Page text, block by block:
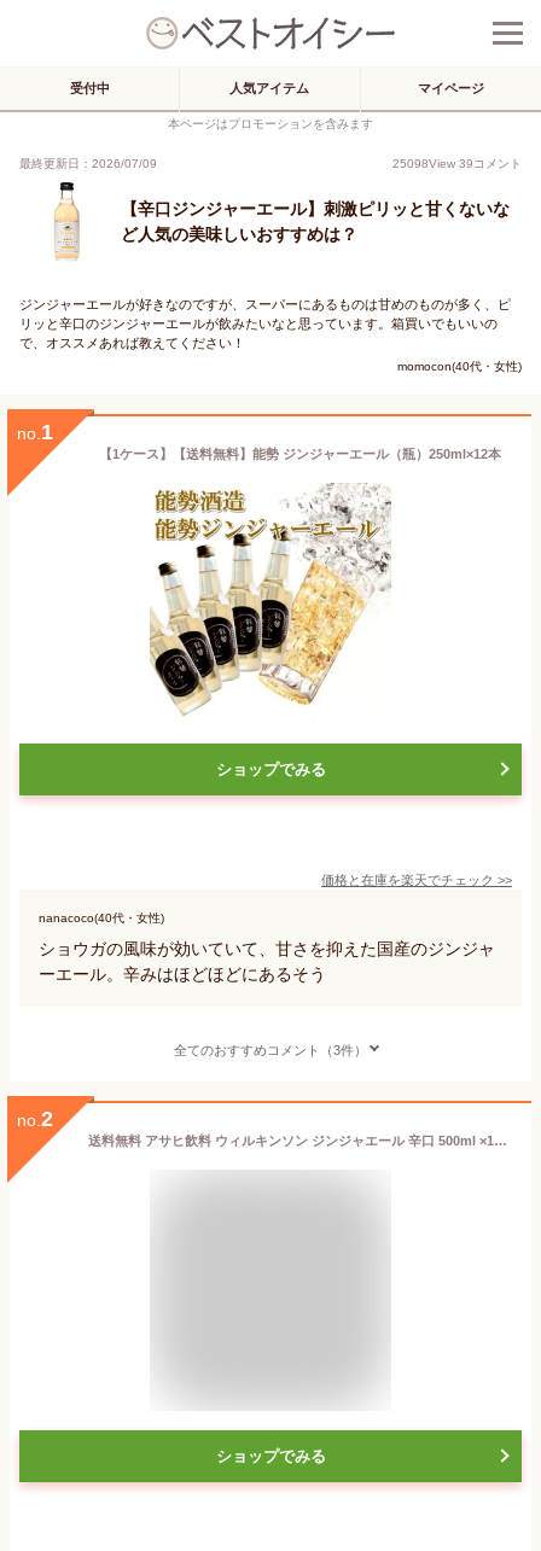
受付中 人気アイテム マイページ
本ページはプロモーションを含みます
最終更新日：2026/07/09 25098View 39コメント
【辛口ジンジャーエール】刺激ピリッと甘くないな
ど人気の美味しいおすすめは？
ジンジャーエールが好きなのですが、スーパーにあるものは甘めのものが多く、ピ
リッと辛口のジンジャーエールが飲みたいなと思っています。箱買いでもいいの
で、オススメあれば教えてください！
momocon(40代・女性)
no. 1
【1ケース】【送料無料】能勢 ジンジャーエール（瓶）250ml×12本
ショップでみる
価格と在庫を楽天でチェック >>
nanacoco(40代・女性)
ショウガの風味が効いていて、甘さを抑えた国産のジンジャ
ーエール。辛みはほどほどにあるそう
全てのおすすめコメント（3件）
no. 2
送料無料 アサヒ飲料 ウィルキンソン ジンジャエール 辛口 500ml ×1箱(24本) 【ジンジャーエール 炭酸 ウイルキンソン】
ショップでみる